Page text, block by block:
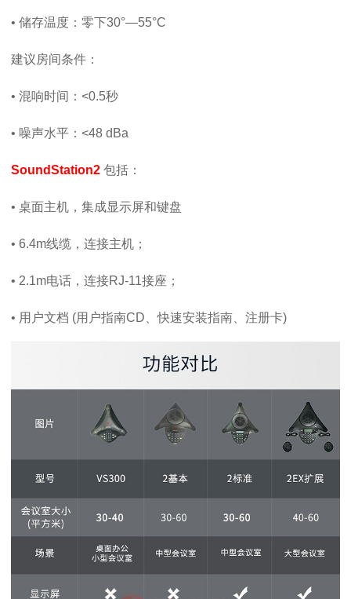
• 储存温度：零下30°—55°C
建议房间条件：
• 混响时间：<0.5秒
• 噪声水平：<48 dBa
SoundStation2 包括：
• 桌面主机，集成显示屏和键盘
• 6.4m线缆，连接主机；
• 2.1m电话，连接RJ-11接座；
• 用户文档 (用户指南CD、快速安装指南、注册卡)